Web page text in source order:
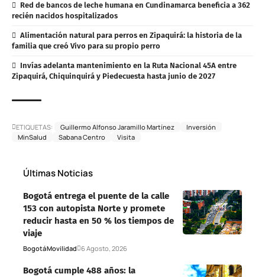
Red de bancos de leche humana en Cundinamarca beneficia a 362
recién nacidos hospitalizados
Alimentación natural para perros en Zipaquirá: la historia de la
familia que creó Vivo para su propio perro
Invías adelanta mantenimiento en la Ruta Nacional 45A entre
Zipaquirá, Chiquinquirá y Piedecuesta hasta junio de 2027
ETIQUETAS: Guillermo Alfonso Jaramillo Martínez
Inversión
MinSalud
Sabana Centro Visita
Últimas Noticias
Bogotá entrega el puente de la calle
153 con autopista Norte y promete
reducir hasta en 50 % los tiempos de
viaje
BogotáMovilidad 6 Agosto, 2026
Bogotá cumple 488 años: la